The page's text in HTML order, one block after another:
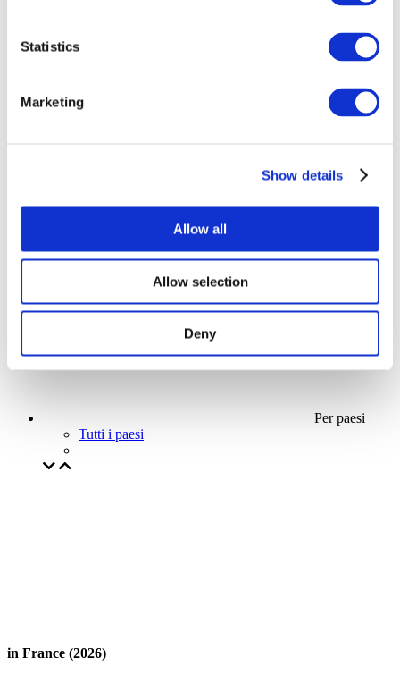
Statistics
Marketing
Show details
Allow all
Allow selection
Deny
Serata creativa
La nostra offerta speciale
Applicare
Per paesi
Tutti i paesi
in France (2026)